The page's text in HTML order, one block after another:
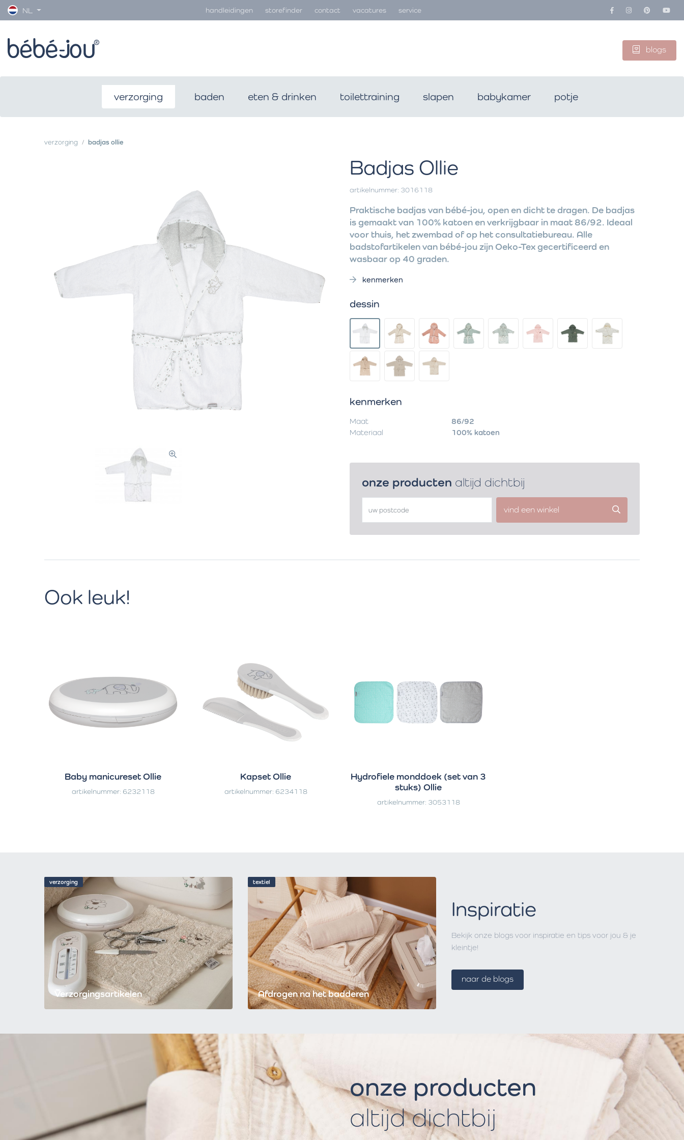
NL handleidingen storefinder contact vacatures service
blogs
verzorging baden eten & drinken toilettraining slapen babykamer potje
verzorging badjas ollie
Badjas Ollie
artikelnummer: 3016118
Praktische badjas van bébé-jou, open en dicht te dragen. De badjas
is gemaakt van 100% katoen en verkrijgbaar in maat 86/92. Ideaal
voor thuis, het zwembad of op het consultatiebureau. Alle
badstofartikelen van bébé-jou zijn Oeko-Tex gecertificeerd en
wasbaar op 40 graden.
kenmerken
dessin
kenmerken
Maat
86/92
Materiaal
100% katoen
onze producten altijd dichtbij
vind een winkel
Ook leuk!
Baby manicureset Ollie
artikelnummer: 6232118
Kapset Ollie
artikelnummer: 6234118
Hydrofiele monddoek (set van 3
stuks) Ollie
artikelnummer: 3053118
verzorging
Verzorgingsartikelen
textiel
Afdrogen na het badderen
Inspiratie
Bekijk onze blogs voor inspiratie en tips voor jou & je
kleintje!
naar de blogs
onze producten
altijd dichtbij